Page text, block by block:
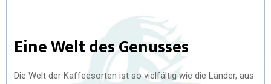
Eine Welt des Genusses
Die Welt der Kaffeesorten ist so vielfältig wie die Länder, aus